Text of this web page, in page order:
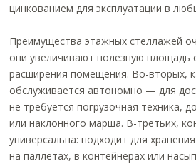
цинкованием для эксплуатации в
Преимущества этажных стеллажей
они увеличивают полезную площадь
расширения помещения. Во-вторых,
обслуживается автономно — для
не требуется погрузочная техника,
или наклонного марша. В-третьих,
универсальна: подходит для
на паллетах, в контейнерах или